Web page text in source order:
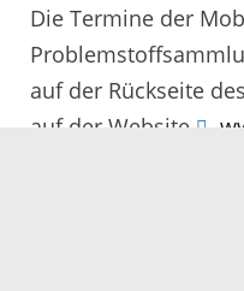
Die Termine der
auf der Rückseite
auf der Website